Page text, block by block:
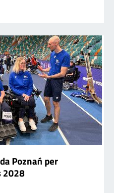
Poznań per
2028